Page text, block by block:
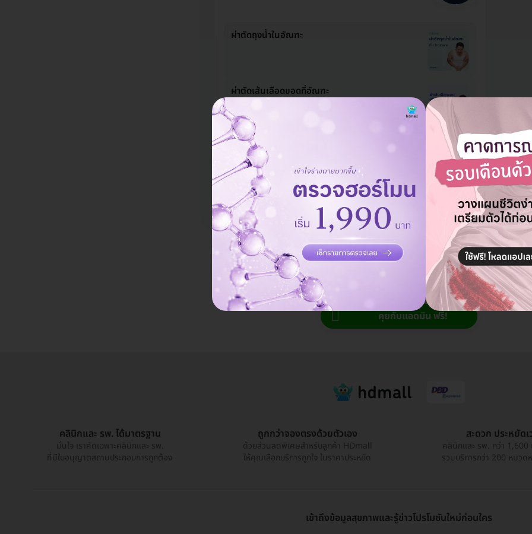
ผ่าตัดถุงน้ำในอัณฑะ
ผ่าตัดเส้นเลือดขอดที่อัณฑะ
ผ่าตัดใส่แกนองคชาติเทียม รักษาอาการอวัยวะ
เพศไม่แข็งหรือโรคเสื่อมสมรรถภาพ
ดูแพ็กเกจเพิ่ม
แอดมินพร้อมดูแลคุณทุกวันทางไลน์
คุยกับแอดมิน ฟรี!
คลินิกและ รพ. ได้มาตรฐาน
มั่นใจ เราคัดเฉพาะคลินิกและ รพ.
ที่มีใบอนุญาตสถานประกอบการถูกต้อง
ถูกกว่าจองตรงด้วยตัวเอง
ด้วยส่วนลดพิเศษสำหรับลูกค้า HDmall
ให้คุณเลือกบริการถูกใจ ในราคาประหยัด
สะดวก ประหยัดเ
คลินิกและ รพ. กว่า 1,600
รวมบริการกว่า 200 หมวด
เข้าถึงข้อมูลสุขภาพและรู้ข่าวโปรโมชันใหม่ก่อนใคร